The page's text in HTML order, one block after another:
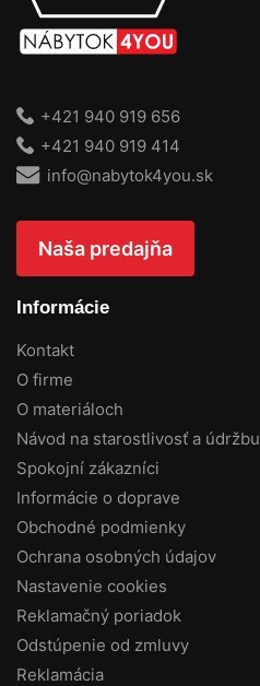
+421 940 919 656
+421 940 919 414
info@nabytok4you.sk
Naša predajňa
Informácie
Kontakt
O firme
O materiáloch
Návod na starostlivosť a údržbu
Spokojní zákazníci
Informácie o doprave
Obchodné podmienky
Ochrana osobných údajov
Nastavenie cookies
Reklamačný poriadok
Odstúpenie od zmluvy
Reklamácia